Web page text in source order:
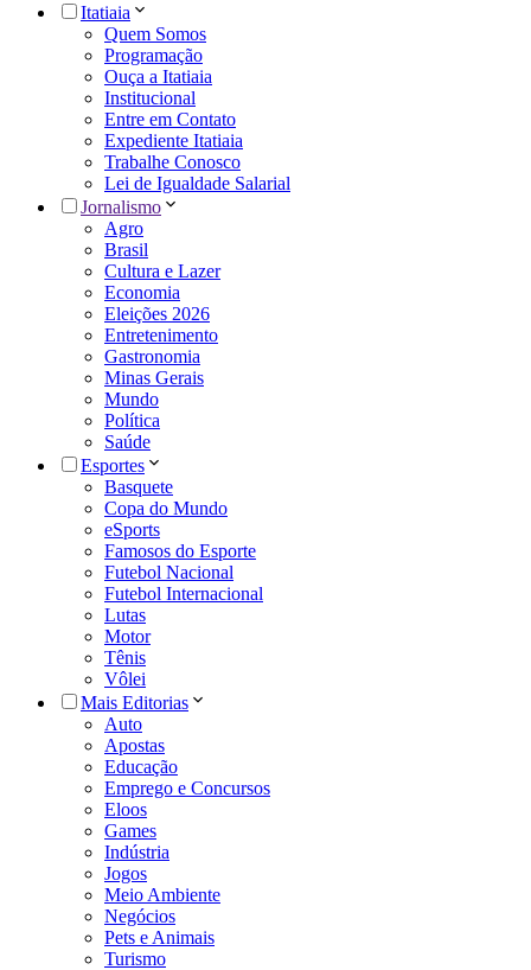
Itatiaia
Quem Somos
Programação
Ouça a Itatiaia
Institucional
Entre em Contato
Expediente Itatiaia
Trabalhe Conosco
Lei de Igualdade Salarial
Jornalismo
Agro
Brasil
Cultura e Lazer
Economia
Eleições 2026
Entretenimento
Gastronomia
Minas Gerais
Mundo
Política
Saúde
Esportes
Basquete
Copa do Mundo
eSports
Famosos do Esporte
Futebol Nacional
Futebol Internacional
Lutas
Motor
Tênis
Vôlei
Mais Editorias
Auto
Apostas
Educação
Emprego e Concursos
Eloos
Games
Indústria
Jogos
Meio Ambiente
Negócios
Pets e Animais
Turismo